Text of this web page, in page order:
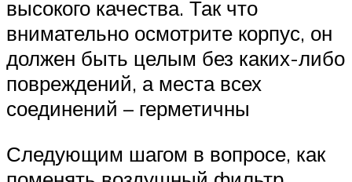
высокого качества. Так что
внимательно осмотрите корпус, он
должен быть целым без каких-либо
повреждений, а места всех
соединений – герметичны
Следующим шагом в вопросе, как